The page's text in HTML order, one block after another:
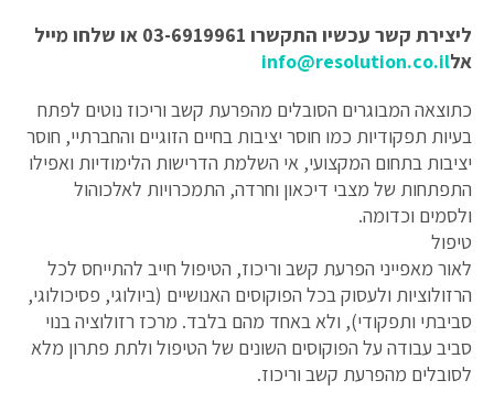
ליצירת קשר עכשיו התקשרו 03-6919961 או שלחו מייל
אלinfo@resolution.co.il
כתוצאה המבוגרים הסובלים מהפרעת קשב וריכוז נוטים לפתח
בעיות תפקודיות כמו חוסר יציבות בחיים הזוגיים והחברתיי, חוסר
יציבות בתחום המקצועי, אי השלמת הדרישות הלימודיות ואפילו
התפתחות של מצבי דיכאון וחרדה, התמכרויות לאלכוהול
ולסמים וכדומה.
טיפול
לאור מאפייני הפרעת קשב וריכוז, הטיפול חייב להתייחס לכל
הרזולוציות ולעסוק בכל הפוקוסים האנושיים (ביולוגי, פסיכולוגי,
סביבתי ותפקודי), ולא באחד מהם בלבד. מרכז רזולוציה בנוי
סביב עבודה על הפוקוסים השונים של הטיפול ולתת פתרון מלא
לסובלים מהפרעת קשב וריכוז.